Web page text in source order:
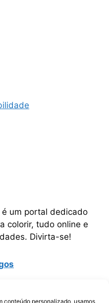
conteúdo personalizado, usamos
é um portal dedicado
colorir, tudo online e
Divirta-se!